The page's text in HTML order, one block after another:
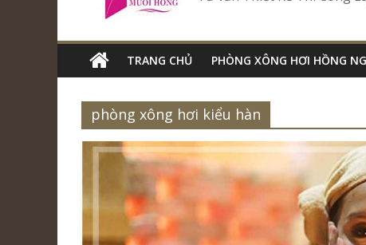
TRANG CHỦ PHÒNG XÔNG HƠI HỒNG
phòng xông hơi kiểu hàn